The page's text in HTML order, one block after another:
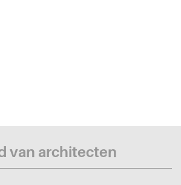
van architecten